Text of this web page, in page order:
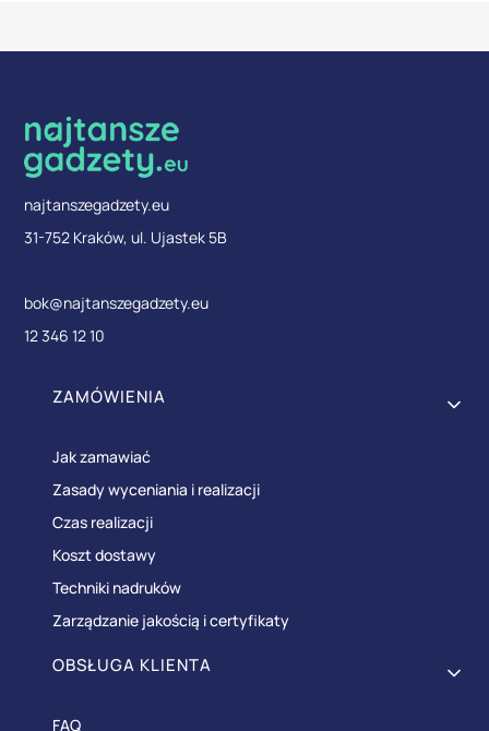
najtanszegadzety.eu
31-752 Kraków, ul. Ujastek 5B
bok@najtanszegadzety.eu
12 346 12 10
Linki w stopce
ZAMÓWIENIA
Jak zamawiać
Zasady wyceniania i realizacji
Czas realizacji
Koszt dostawy
Techniki nadruków
Zarządzanie jakością i certyfikaty
OBSŁUGA KLIENTA
FAQ